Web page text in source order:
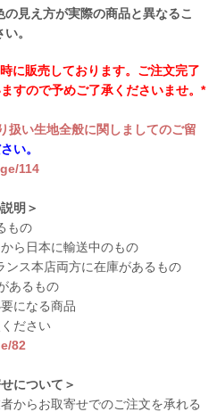
見え方が実際の商品と異なるこ
。
に販売しております。ご注文完了
すので予めご了承くださいませ。*
扱い生地全般に関しましてのご留
い。
114
明＞
もの
ら日本に輸送中のもの
ンス本店両方に在庫があるもの
あるもの
になる商品
ださい
82
について＞
からお取寄せでのご注文を承れる